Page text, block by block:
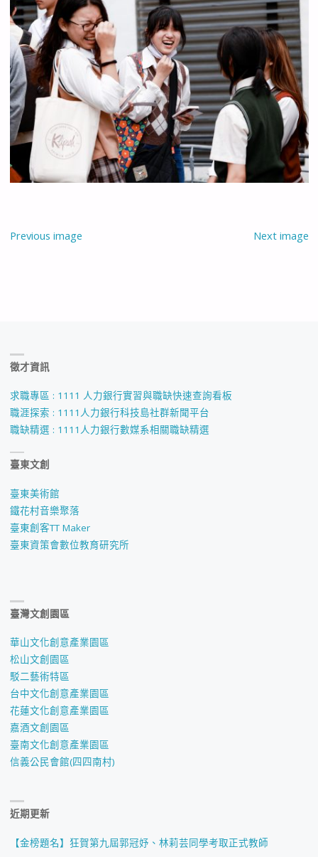
Previous image Next image
徵才資訊
求職專區 : 1111 人力銀行實習與職缺快速查詢看板
職涯探索 : 1111人力銀行科技島社群新聞平台
職缺精選 : 1111人力銀行數媒系相關職缺精選
臺東文創
臺東美術館
鐵花村音樂聚落
臺東創客TT Maker
臺東資策會數位教育研究所
臺灣文創園區
華山文化創意產業園區
松山文創園區
駁二藝術特區
台中文化創意產業園區
花蓮文化創意產業園區
嘉酒文創園區
臺南文化創意產業園區
信義公民會館(四四南村)
近期更新
【金榜題名】狂賀第九屆郭冠妤、林莉芸同學考取正式教師